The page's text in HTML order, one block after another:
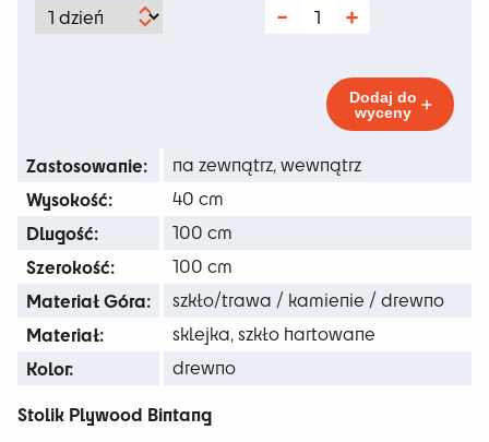
ilość
Dodaj do
wyceny
Zastosowanie: na zewnątrz, wewnątrz
Wysokość: 40 cm
Dlugość: 100 cm
Szerokość: 100 cm
Materiał Góra: szkło/trawa / kamienie / drewno
Materiał: sklejka, szkło hartowane
Kolor: drewno
Stolik Plywood Bintang